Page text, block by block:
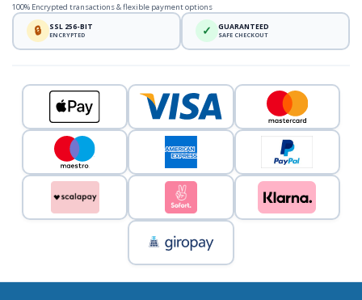
100% Encrypted transactions & flexible payment options
🔒 SSL 256-BIT
ENCRYPTED ✓ GUARANTEED
SAFE CHECKOUT